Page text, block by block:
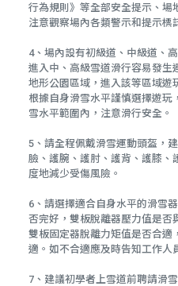
行為規則》等全部安全提示、場
注意觀察場內各類警示和提示標
4、場內設有初級道、中級道、
進入中、高級雪道滑行容易發生
地形公園區域，進入該等區域遊
根據自身滑雪水平謹慎選擇遊玩
雪水平範圍內，注意滑行安全。
5、請全程佩戴滑雪運動頭盔，
臉、護腕、護肘、護背、護膝、
度地減少受傷風險。
6、請選擇適合自身水平的滑雪
否完好，雙板脫離器壓力值是否
雙板固定器脫離力矩值是否合適
適。如不合適應及時告知工作人
7、建議初學者上雪道前聘請滑